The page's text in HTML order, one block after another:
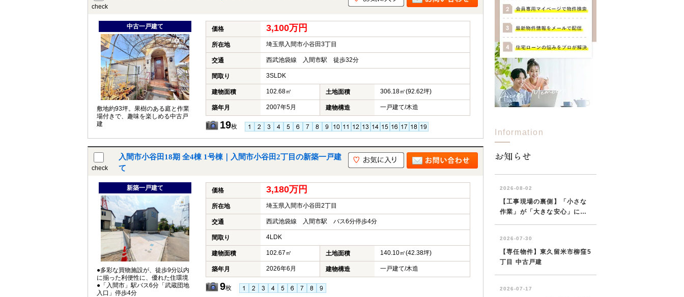
check
中古一戸建て
敷地約93坪。果樹のある庭と作業
場付きで、趣味を楽しめる中古戸
建
価格 3,100万円
所在地 埼玉県入間市小谷田3丁目
交通 西武池袋線 入間市駅 徒歩32分
間取り 3SLDK
建物面積 102.68㎡ 土地面積 306.18㎡(92.62坪)
築年月 2007年5月 建物構造 一戸建て/木造
19枚
check
入間市小谷田18期 全4棟 1号棟｜入間市小谷田2丁目の新築一戸建
て
新築一戸建て
●多彩な買物施設が、徒歩9分以内
に揃った利便性に、優れた住環境
●「入間市」駅バス6分「武蔵団地
入口」停歩4分
価格 3,180万円
所在地 埼玉県入間市小谷田2丁目
交通 西武池袋線 入間市駅 バス6分停歩4分
間取り 4LDK
建物面積 102.67㎡ 土地面積 140.10㎡(42.38坪)
築年月 2026年6月 建物構造 一戸建て/木造
9枚
Information
お知らせ